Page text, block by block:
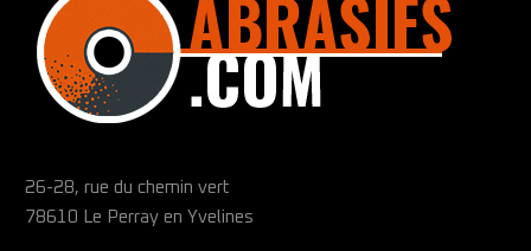
26-28, rue du chemin vert
78610 Le Perray en Yvelines